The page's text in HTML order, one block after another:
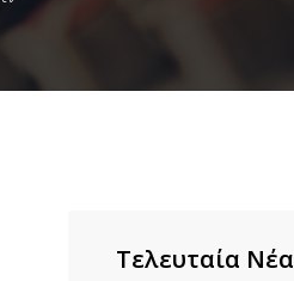
Τελευταία Νέα